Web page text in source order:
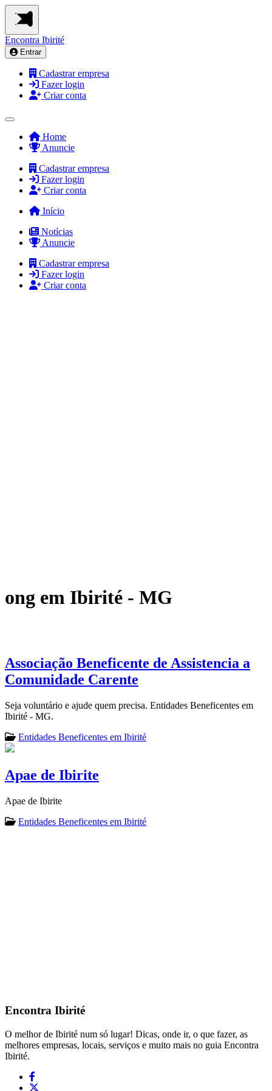
Encontra Ibirité
Entrar
Cadastrar empresa
Fazer login
Criar conta
Home
Anuncie
Cadastrar empresa
Fazer login
Criar conta
Início
Notícias
Anuncie
Cadastrar empresa
Fazer login
Criar conta
ong em Ibirité - MG
Associação Beneficente de Assistencia a
Comunidade Carente
Seja voluntário e ajude quem precisa. Entidades Beneficentes em
Ibirité - MG.
Entidades Beneficentes em Ibirité
Apae de Ibirite
Apae de Ibirite
Entidades Beneficentes em Ibirité
Encontra Ibirité
O melhor de Ibirité num só lugar! Dicas, onde ir, o que fazer, as
melhores empresas, locais, serviços e muito mais no guia Encontra
Ibirité.